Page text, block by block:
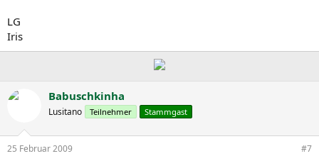
LG
Iris
Babuschkinha
Lusitano Teilnehmer Stammgast
25 Februar 2009 #7